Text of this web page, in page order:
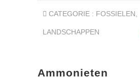
CATEGORIE : FOSSIELEN
LANDSCHAPPEN
Ammonieten